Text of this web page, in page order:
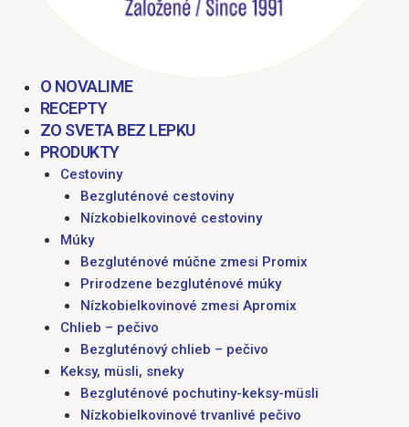
O NOVALIME
RECEPTY
ZO SVETA BEZ LEPKU
PRODUKTY
Cestoviny
Bezgluténové cestoviny
Nízkobielkovinové cestoviny
Múky
Bezgluténové múčne zmesi Promix
Prirodzene bezgluténové múky
Nízkobielkovinové zmesi Apromix
Chlieb – pečivo
Bezgluténový chlieb – pečivo
Keksy, müsli, sneky
Bezgluténové pochutiny-keksy-müsli
Nízkobielkovinové trvanlivé pečivo